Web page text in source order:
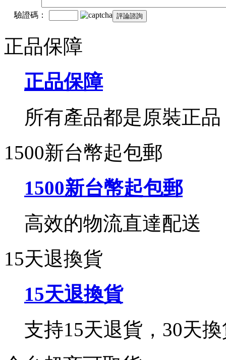
驗證碼：
正品保障
正品保障
所有產品都是原裝正品
1500新台幣起包郵
1500新台幣起包郵
高效的物流直達配送
15天退換貨
15天退換貨
支持15天退貨，30天